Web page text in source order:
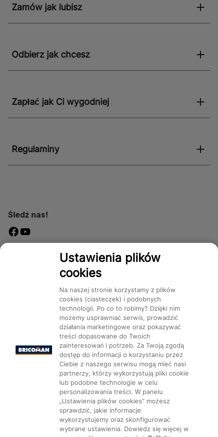
Zamów jak lubisz
Odbierz jak chcesz
Zapłać jak Ci wygodniej
Regulaminy
Śledź nas!
Dostępność
Kategorie Produkty Marki CMS
Ustawienia plików cookie
Ustawienia plików
cookies
Na naszej stronie korzystamy z plików
cookies (ciasteczek) i podobnych
technologii. Po co to robimy? Dzięki nim
możemy usprawniać serwis, prowadzić
działania marketingowe oraz pokazywać
treści dopasowane do Twoich
zainteresowań i potrzeb. Za Twoją zgodą
dostęp do informacji o korzystaniu przez
Ciebie z naszego serwisu mogą mieć nasi
partnerzy, którzy wykorzystują pliki cookie
lub podobne technologie w celu
personalizowania treści. W panelu
„Ustawienia plików cookies” możesz
sprawdzić, jakie informacje
wykorzystujemy oraz skonfigurować
wybrane ustawienia. Dowiedz się więcej w